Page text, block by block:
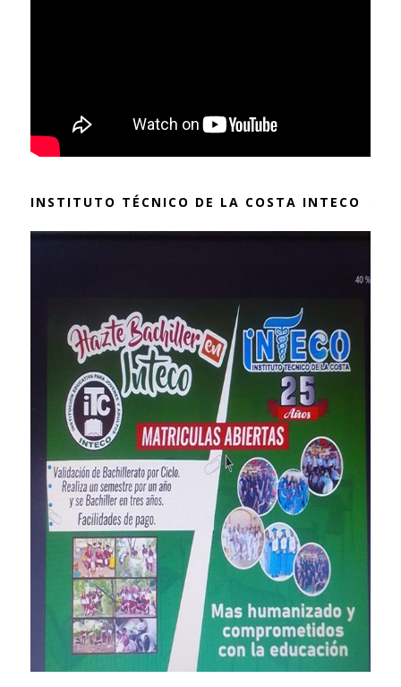
INSTITUTO TÉCNICO DE LA COSTA INTECO